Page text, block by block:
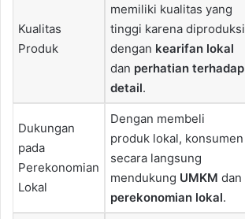
Kualitas
Produk
memiliki kualitas yang
tinggi karena diproduksi
dengan kearifan lokal
dan perhatian terhadap
detail.
Dukungan
pada
Perekonomian
Lokal
Dengan membeli
produk lokal, konsumen
secara langsung
mendukung UMKM dan
perekonomian lokal.